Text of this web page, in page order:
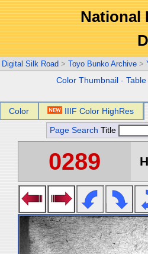
National
Digital Silk Road > Toyo Bunko Archive >
Color Thumbnail -
Color IIIF Color HighRes
Page Search Title
0289